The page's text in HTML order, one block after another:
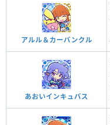
アルル＆カーバンクル
あおいインキュバス